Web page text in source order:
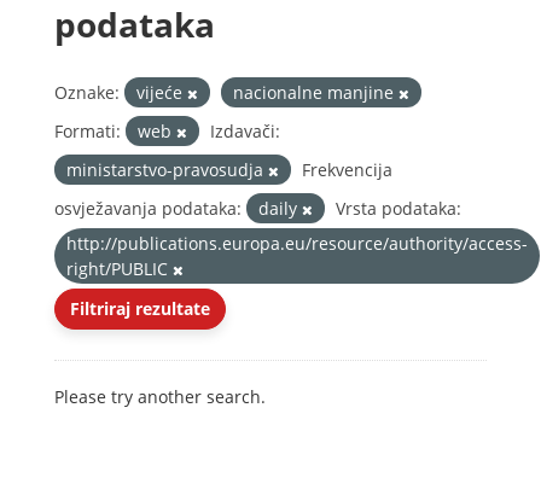
podataka
Oznake: vijeće
nacionalne manjine
Formati:
web
Izdavači:
ministarstvo-pravosudja
Frekvencija
osvježavanja podataka:
daily
Vrsta podataka:
http://publications.europa.eu/resource/authority/access-
right/PUBLIC
Filtriraj rezultate
Please try another search.